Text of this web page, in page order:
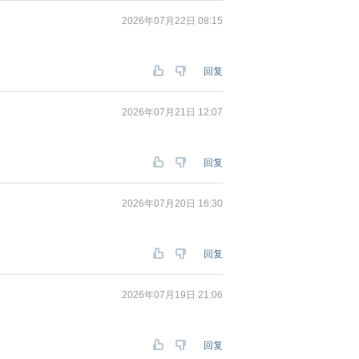
2026年07月22日 08:15
回复
2026年07月21日 12:07
回复
2026年07月20日 16:30
回复
2026年07月19日 21:06
回复